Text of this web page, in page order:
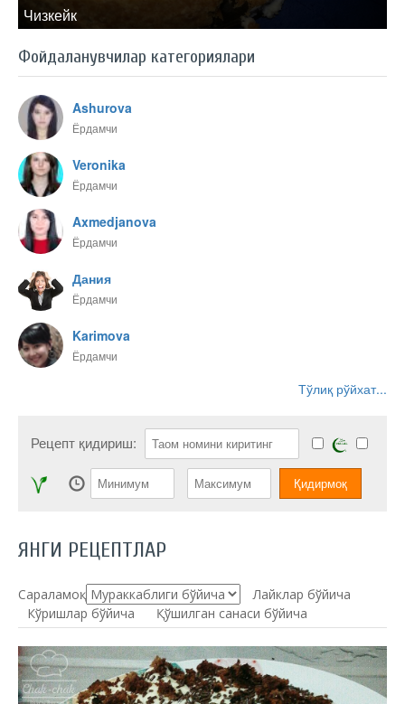
Чизкейк
Фойдаланувчилар категориялари
Ashurova
Ёрдамчи
Veronika
Ёрдамчи
Axmedjanova
Ёрдамчи
Дания
Ёрдамчи
Karimova
Ёрдамчи
Тўлиқ рўйхат...
Рецепт қидириш:
ЯНГИ РЕЦЕПТЛАР
Сараламоқ:
Лайклар бўйича
Кўришлар бўйича
Қўшилган санаси бўйича